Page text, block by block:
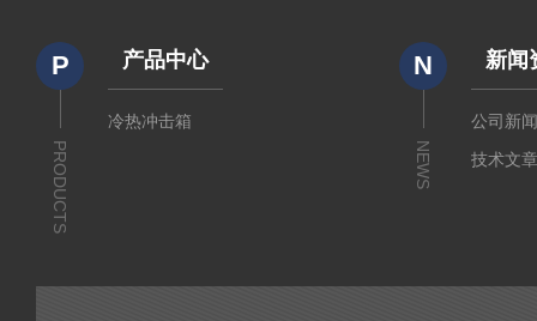
P
PRODUCTS
产品中心
冷热冲击箱
N
NEWS
新闻
公司新
技术文